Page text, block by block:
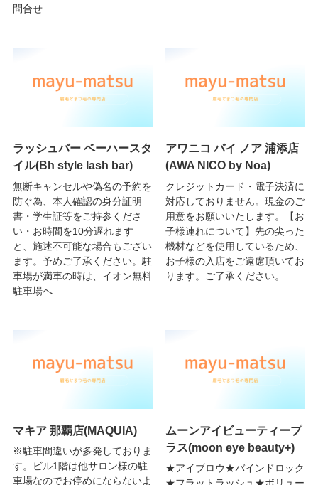
問合せ
ラッシュバー ベーハースタ
イル(Bh style lash bar)
無断キャンセルや偽名の予約を
防ぐ為、本人確認の身分証明
書・学生証等をご持参くださ
い・お時間を10分遅れます
と、施述不可能な場合もござい
ます。予めご了承ください。駐
車場が満車の時は、イオン無料
駐車場へ
アワニコ バイ ノア 浦添店
(AWA NICO by Noa)
クレジットカード・電子決済に
対応しておりません。現金のご
用意をお願いいたします。【お
子様連れについて】先の尖った
機材などを使用しているため、
お子様の入店をご遠慮頂いてお
ります。ご了承ください。
マキア 那覇店(MAQUIA)
※駐車間違いが多発しておりま
す。ビル1階は他サロン様の駐
車場なのでお停めにならないよ
ムーンアイビューティープ
ラス(moon eye beauty+)
★アイブロウ★バインドロック